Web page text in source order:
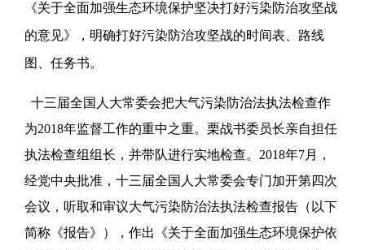
《关于全面加强生态环境保护坚决打好污染防治攻坚战
的意见》，明确打好污染防治攻坚战的时间表、路线
图、任务书。
十三届全国人大常委会把大气污染防治法执法检查作
为2018年监督工作的重中之重。栗战书委员长亲自担任
执法检查组组长，并带队进行实地检查。2018年7月，
经党中央批准，十三届全国人大常委会专门加开第四次
会议，听取和审议大气污染防治法执法检查报告（以下
简称《报告》），作出《关于全面加强生态环境保护依